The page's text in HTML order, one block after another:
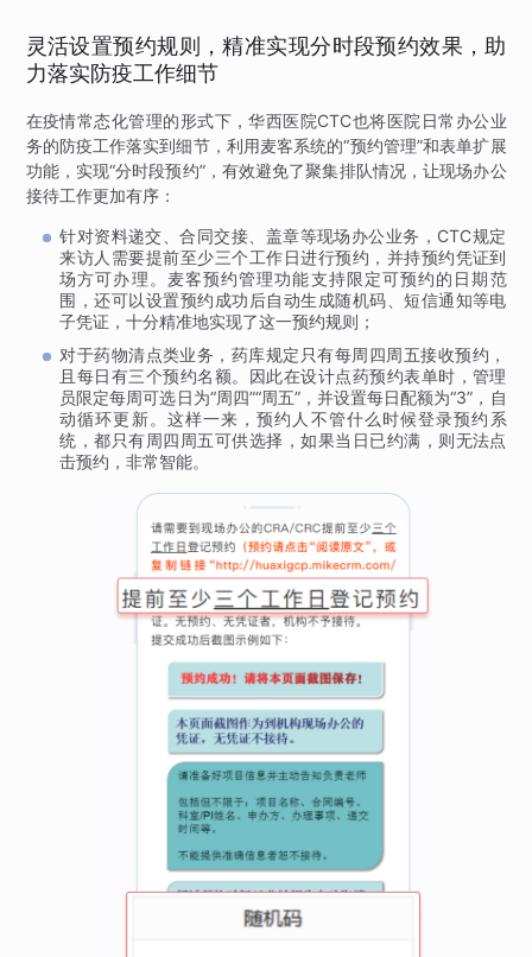
灵活设置预约规则，精准实现分时段预约效果，助
力落实防疫工作细节
在疫情常态化管理的形式下，华西医院CTC也将医院日常办公业
务的防疫工作落实到细节，利用麦客系统的“预约管理”和表单扩展
功能，实现“分时段预约”，有效避免了聚集排队情况，让现场办公
接待工作更加有序：
针对资料递交、合同交接、盖章等现场办公业务，CTC规定
来访人需要提前至少三个工作日进行预约，并持预约凭证到
场方可办理。麦客预约管理功能支持限定可预约的日期范
围，还可以设置预约成功后自动生成随机码、短信通知等电
子凭证，十分精准地实现了这一预约规则；
对于药物清点类业务，药库规定只有每周四周五接收预约，
且每日有三个预约名额。因此在设计点药预约表单时，管理
员限定每周可选日为“周四”“周五”，并设置每日配额为“3”，自
动循环更新。这样一来，预约人不管什么时候登录预约系
统，都只有周四周五可供选择，如果当日已约满，则无法点
击预约，非常智能。